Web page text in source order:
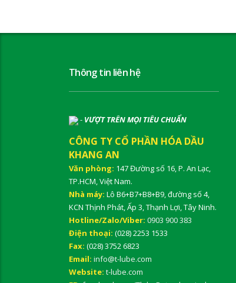
Thông tin liên hệ
- VƯỢT TRÊN MỌI TIÊU CHUẨN
CÔNG TY CỔ PHẦN HÓA DẦU
KHANG AN
Văn phòng: 147 Đường số 16, P. An Lạc,
TP.HCM, Việt Nam.
Nhà máy: Lô B6+B7+B8+B9, đường số 4,
KCN Thịnh Phát, Ấp 3, Thạnh Lợi, Tây Ninh.
Hotline/Zalo/Viber: 0903 900 383
Điện thoại: (028) 2253 1533
Fax: (028) 3752 6823
Email: info@t-lube.com
Website: t-lube.com